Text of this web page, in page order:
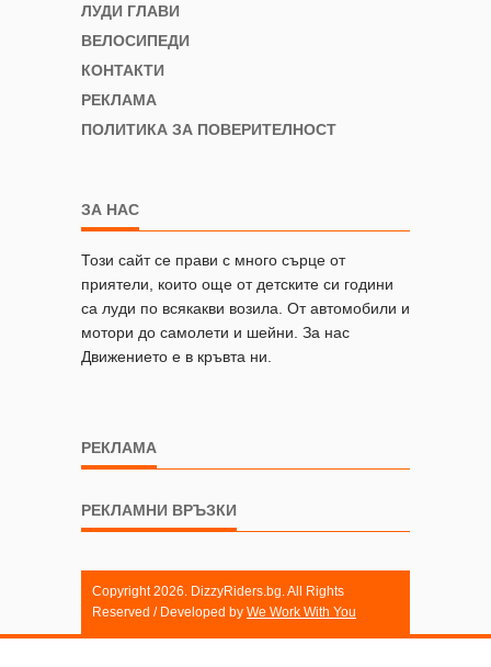
ЛУДИ ГЛАВИ
ВЕЛОСИПЕДИ
КОНТАКТИ
РЕКЛАМА
ПОЛИТИКА ЗА ПОВЕРИТЕЛНОСТ
ЗА НАС
Този сайт се прави с много сърце от
приятели, които още от детските си години
са луди по всякакви возила. От автомобили и
мотори до самолети и шейни. За нас
Движението е в кръвта ни.
РЕКЛАМА
РЕКЛАМНИ ВРЪЗКИ
Copyright 2026. DizzyRiders.bg. All Rights
Reserved / Developed by We Work With You